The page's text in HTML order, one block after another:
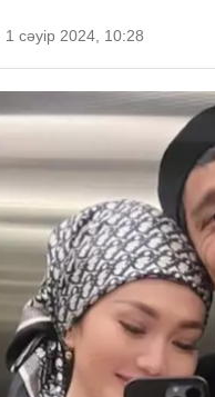
1 сәуір 2024, 10:28